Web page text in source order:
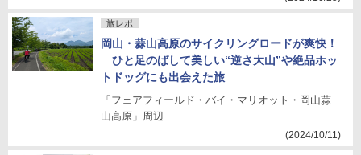
旅レポ
岡山・蒜山高原のサイクリングロードが爽快！
ひと足のばして美しい“逆さ大山”や絶品ホッ
トドッグにも出会えた旅
「フェアフィールド・バイ・マリオット・岡山蒜
山高原」周辺
(2024/10/11)